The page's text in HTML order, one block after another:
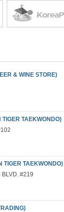
& WINE STORE)
TAEKWONDO)
TIGER TAEKWONDO)
#219